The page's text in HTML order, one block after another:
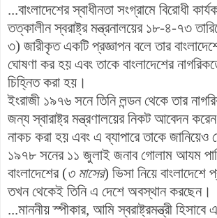
...বাংলাদেশের স্বাধীনতা সংগ্রামে বিরোধী
তত্কালীন স্বরাষ্ট্র মন্ত্রনালয়ের ১৮-৪-৭৩
৩) জারীকৃত একটি প্রজ্ঞাপন বলে তার
ঘোষণা কর হয় এবং তাকে বাংলাদেশের
চিহ্নিত করা হয়।
ইংরাজী ১৯৭৬ সনে তিনি লন্ডন থেকে তার
জন্য স্বারাষ্ট্র মন্ত্রণালয়ের নিকট আবেদন
নাকচ করা হয় এবং এ ব্যাপারে তাকে জানিয়েও
১৯৭৮ সনের ১১ জুলাই জনাব গোলাম আযম
বাংলাদেশের (৩ মাসের) ভিসা নিয়ে বাংলাদেশে
তখন থেকেই তিনি এ দেশে অবস্থান করছেন।
...মাননীয় স্পীকার, আমি স্বরাষ্ট্রমন্ত্রী